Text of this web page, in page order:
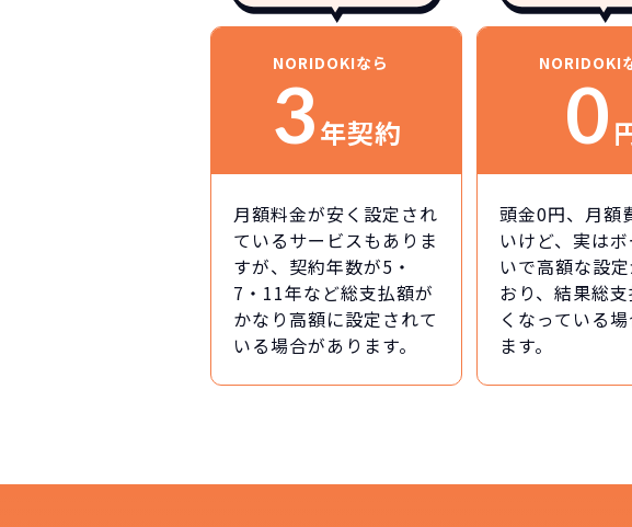
NORIDOKIなら
3年契約
月額料金が安く設定され
ているサービスもありま
すが、契約年数が5・
7・11年など総支払額が
かなり高額に設定されて
いる場合があります。
NORIDOKI
0
頭金0円、月額
いけど、実は
いで高額な設
おり、結果総
くなっている
ます。